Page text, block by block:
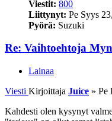
Viestit: 800
Liittynyt: Pe Syys
Pyörä: Suzuki
Re: Vaihtoehtoja
Lainaa
Viesti Kirjoittaja Juice » Pe
Kahdesti olen kysynyt